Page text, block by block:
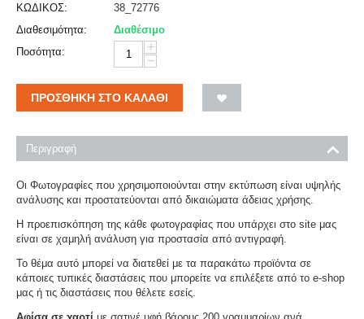
ΚΩΔΙΚΟΣ:
38_72776
Διαθεσιμότητα:
Διαθέσιμο
Ποσότητα:
+
−
ΠΡΟΣΘΉΚΗ ΣΤΟ ΚΑΛΆΘΙ
Περιγραφή
Οι Φωτογραφίες που χρησιμοποιούνται στην εκτύπωση είναι υψηλής
ανάλυσης και προστατεύονται από δικαιώματα άδειας χρήσης.
Η προεπισκόπηση της κάθε φωτογραφίας που υπάρχει στο site μας
είναι σε χαμηλή ανάλυση για προστασία από αντιγραφή.
Το θέμα αυτό μπορεί να διατεθεί με τα παρακάτω προϊόντα σε
κάποιες τυπικές διαστάσεις που μπορείτε να επιλέξετε από το e-shop
μας ή τις διαστάσεις που θέλετε εσείς.